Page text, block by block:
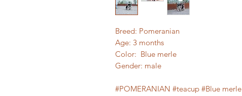
Breed: Pomeranian
Age: 3 months
Color: Blue merle
Gender: male
#POMERANIAN #teacup #Blue merle